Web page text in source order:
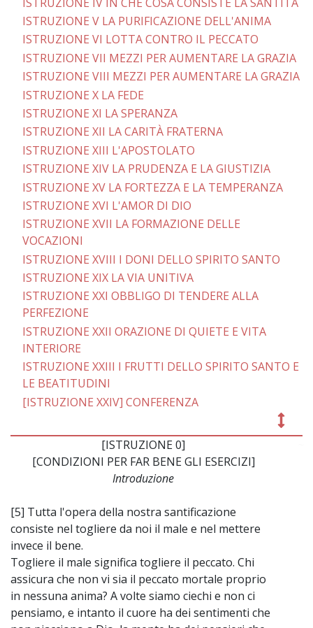
ISTRUZIONE V LA PURIFICAZIONE DELL'ANIMA
ISTRUZIONE VI LOTTA CONTRO IL PECCATO
ISTRUZIONE VII MEZZI PER AUMENTARE LA GRAZIA
ISTRUZIONE VIII MEZZI PER AUMENTARE LA GRAZIA
ISTRUZIONE X LA FEDE
ISTRUZIONE XI LA SPERANZA
ISTRUZIONE XII LA CARITÀ FRATERNA
ISTRUZIONE XIII L'APOSTOLATO
ISTRUZIONE XIV LA PRUDENZA E LA GIUSTIZIA
ISTRUZIONE XV LA FORTEZZA E LA TEMPERANZA
ISTRUZIONE XVI L'AMOR DI DIO
ISTRUZIONE XVII LA FORMAZIONE DELLE
VOCAZIONI
ISTRUZIONE XVIII I DONI DELLO SPIRITO SANTO
ISTRUZIONE XIX LA VIA UNITIVA
ISTRUZIONE XXI OBBLIGO DI TENDERE ALLA
PERFEZIONE
ISTRUZIONE XXII ORAZIONE DI QUIETE E VITA
INTERIORE
ISTRUZIONE XXIII I FRUTTI DELLO SPIRITO SANTO E
LE BEATITUDINI
[ISTRUZIONE XXIV] CONFERENZA
[ISTRUZIONE 0]
[CONDIZIONI PER FAR BENE GLI ESERCIZI]
Introduzione
[5] Tutta l'opera della nostra santificazione
consiste nel togliere da noi il male e nel mettere
invece il bene.
Togliere il male significa togliere il peccato. Chi
assicura che non vi sia il peccato mortale proprio
in nessuna anima? A volte siamo ciechi e non ci
pensiamo, e intanto il cuore ha dei sentimenti che